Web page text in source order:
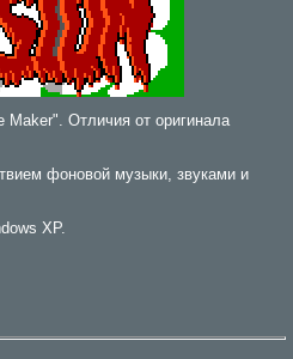
Отличия от оригинала
фоновой музыки, звуками и
XP.